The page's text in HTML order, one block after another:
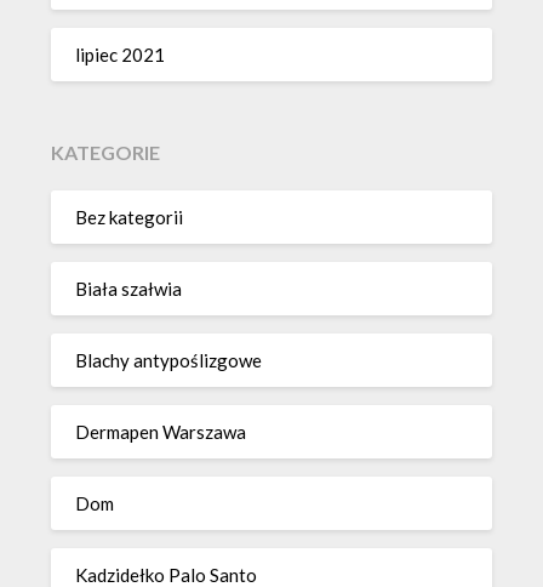
lipiec 2021
KATEGORIE
Bez kategorii
Biała szałwia
Blachy antypoślizgowe
Dermapen Warszawa
Dom
Kadzidełko Palo Santo